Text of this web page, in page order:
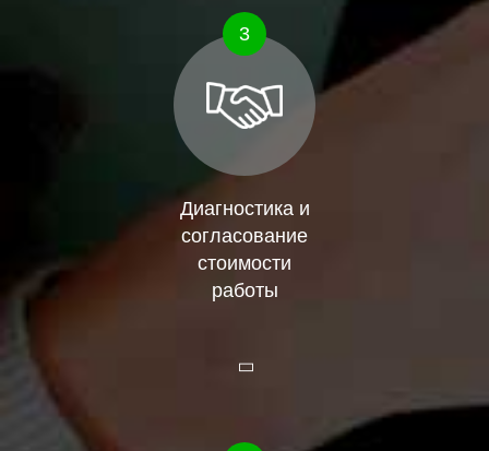
3
Диагностика и
согласование
стоимости
работы